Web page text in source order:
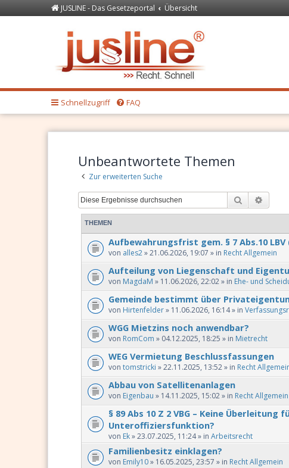
JUSLINE - Das Gesetzeportal Übersicht
Schnellzugriff FAQ
Unbeantwortete Themen
Zur erweiterten Suche
Suche
THEMEN
Aufbewahrungsfrist gem. § 7 Abs.10
von alles2» 21.06.2026, 19:07 » in Recht Allgemein
Aufteilung von Liegenschaft und
von MagdaM » 11.06.2026, 22:02 » in Ehe- und
Gemeinde bestimmt über
von Hirtenfelder» 11.06.2026, 16:14 » in
WGG Mietzins noch anwendbar?
von RomCom » 04.12.2025, 18:25 » in Mietrecht
WEG Vermietung Beschlussfassungen
von tomstricki » 22.11.2025, 13:52 » in Recht
Abbau von Satellitenanlagen
von Eigenbau » 14.11.2025, 15:02 » in Recht Allgemein
§ 89 Abs 10 Z 2 VBG – Keine
Unteroffiziersfunktion?
von Ek» 23.07.2025, 11:24 » in Arbeitsrecht
Familienbesitz einklagen?
von Emily10» 16.05.2025, 23:57 » in Recht Allgemein